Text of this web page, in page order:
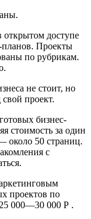
открытом доступе
планов. Проекты
по рубрикам.
не стоит, но
проект.
бизнес-
стоимость за один
50 страниц.
с
проектов по
000—30 000 Р .